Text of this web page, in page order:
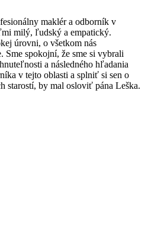
maklér a odborník v
milý, ľudský a empatický.
úrovni, o všetkom nás
Sme spokojní, že sme si vybrali
a následného hľadania
v tejto oblasti a splniť si sen o
starostí, by mal osloviť pána Leška.